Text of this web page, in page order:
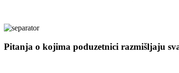
Pitanja o kojima poduzetnici razmišljaju